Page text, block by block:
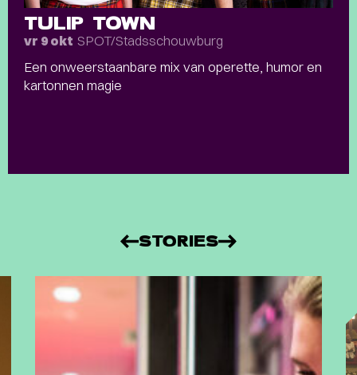
TULIP TOWN
vr 9 okt SPOT/Stadsschouwburg
Een onweerstaanbare mix van operette, humor en
kartonnen magie
STORIES